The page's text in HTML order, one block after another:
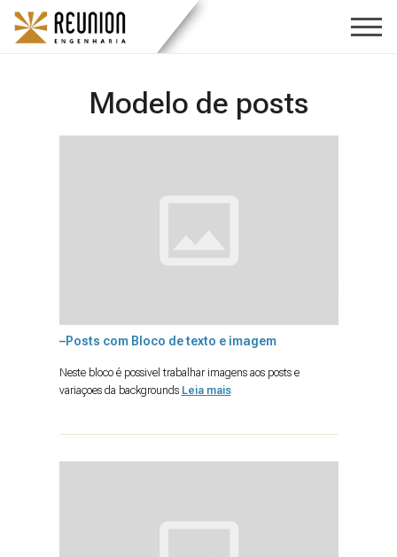
Modelo de posts
–Posts com Bloco de texto e imagem
Neste bloco é possivel trabalhar imagens aos posts e
variaçoes da backgrounds Leia mais